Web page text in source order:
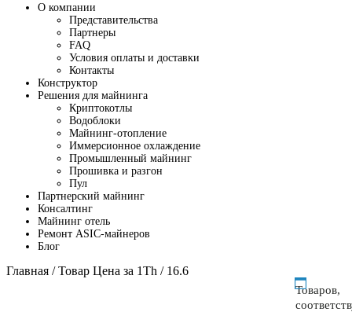
О компании
Представительства
Партнеры
FAQ
Условия оплаты и доставки
Контакты
Конструктор
Решения для майнинга
Криптокотлы
Водоблоки
Майнинг-отопление
Иммерсионное охлаждение
Промышленный майнинг
Прошивка и разгон
Пул
Партнерский майнинг
Консалтинг
Майнинг отель
Ремонт ASIC-майнеров
Блог
Главная / Товар Цена за 1Th / 16.6
Товаров,